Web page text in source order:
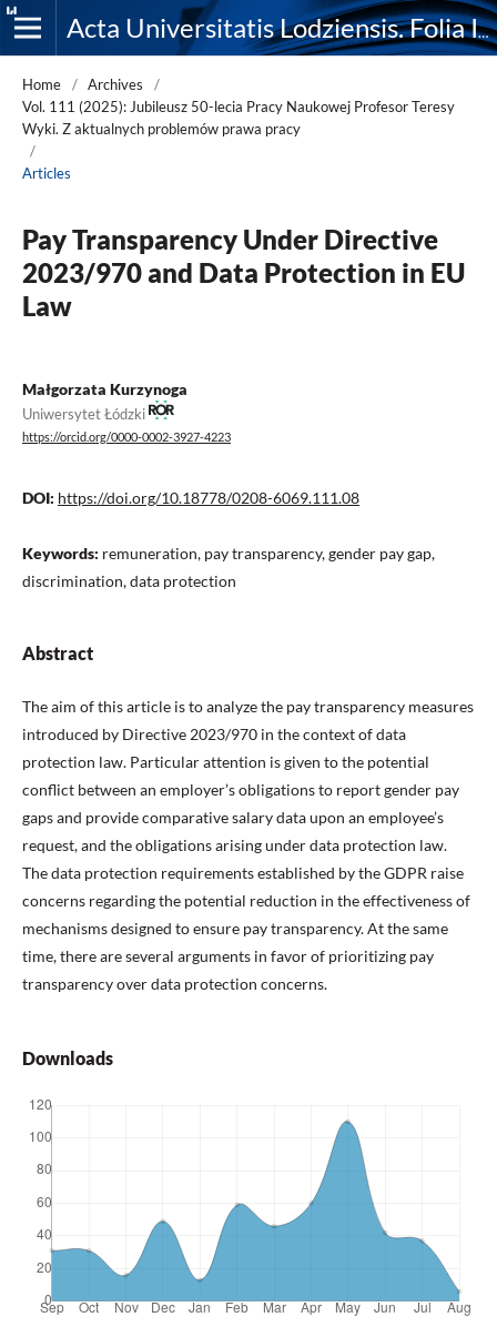
Acta Universitatis Lodziensis. Folia Iuridica
Home / Archives
/
Vol. 111 (2025): Jubileusz 50-lecia Pracy Naukowej Profesor Teresy
Wyki. Z aktualnych problemów prawa pracy
/
Articles
Pay Transparency Under Directive
2023/970 and Data Protection in EU
Law
Małgorzata Kurzynoga
Uniwersytet Łódzki
https://orcid.org/0000-0002-3927-4223
DOI: https://doi.org/10.18778/0208-6069.111.08
Keywords: remuneration, pay transparency, gender pay gap,
discrimination, data protection
Abstract
The aim of this article is to analyze the pay transparency measures
introduced by Directive 2023/970 in the context of data
protection law. Particular attention is given to the potential
conflict between an employer’s obligations to report gender pay
gaps and provide comparative salary data upon an employee’s
request, and the obligations arising under data protection law.
The data protection requirements established by the GDPR raise
concerns regarding the potential reduction in the effectiveness of
mechanisms designed to ensure pay transparency. At the same
time, there are several arguments in favor of prioritizing pay
transparency over data protection concerns.
Downloads